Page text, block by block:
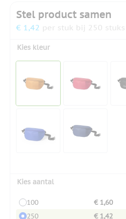
Stel product samen
€ 1,42 per stuk bij 250 stuks
Kies kleur
Kies aantal
100
€ 1,60
250
€ 1,42